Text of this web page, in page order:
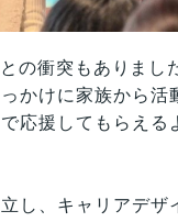
の衝突もありまし
かけに家族から活
応援してもらえる
し、キャリアデザ